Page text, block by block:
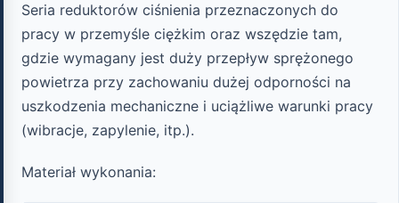
Seria reduktorów ciśnienia przeznaczonych do
pracy w przemyśle ciężkim oraz wszędzie tam,
gdzie wymagany jest duży przepływ sprężonego
powietrza przy zachowaniu dużej odporności na
uszkodzenia mechaniczne i uciążliwe warunki pracy
(wibracje, zapylenie, itp.).
Materiał wykonania: